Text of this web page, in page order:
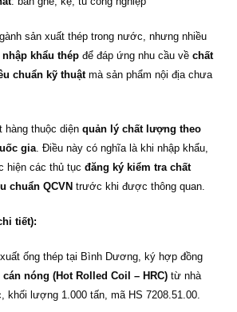
sản xuất thép trong nước, nhưng nhiều
nhập khẩu thép để đáp ứng nhu cầu về chất
chuẩn kỹ thuậtmà sản phẩm nội địa chưa
hàng thuộc diện quản lý chất lượng theo
gia . Điều này có nghĩa là khi nhập khẩu,
hiện các thủ tục đăng ký kiểm tra chất
chuẩn QCVN trước khi được thông quan.
tiết):
ống thép tại Bình Dương, ký hợp đồng
nóng (Hot Rolled Coil – HRC) từ nhà
khối lượng 1.000 tấn, mã HS 7208.51.00.